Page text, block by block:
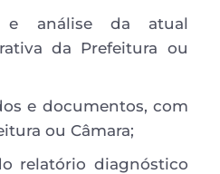
e análise da atual
da Prefeitura ou
e documentos, com
ou Câmara;
relatório diagnóstico